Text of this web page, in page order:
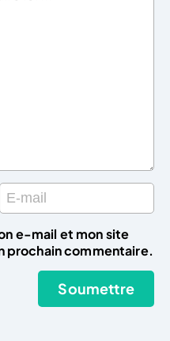
e-mail et mon site
prochain commentaire.